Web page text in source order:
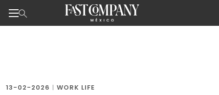
13-02-2026 | WORK LIFE